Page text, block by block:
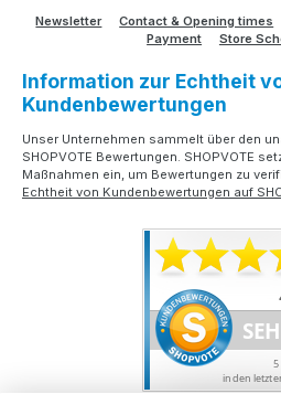
Newsletter Contact & Opening times
Payment
Store
Information zur Echtheit
Kundenbewertungen
Unser Unternehmen sammelt über den
SHOPVOTE Bewertungen. SHOPVOTE
Maßnahmen ein, um Bewertungen zu
Echtheit von Kundenbewertungen auf